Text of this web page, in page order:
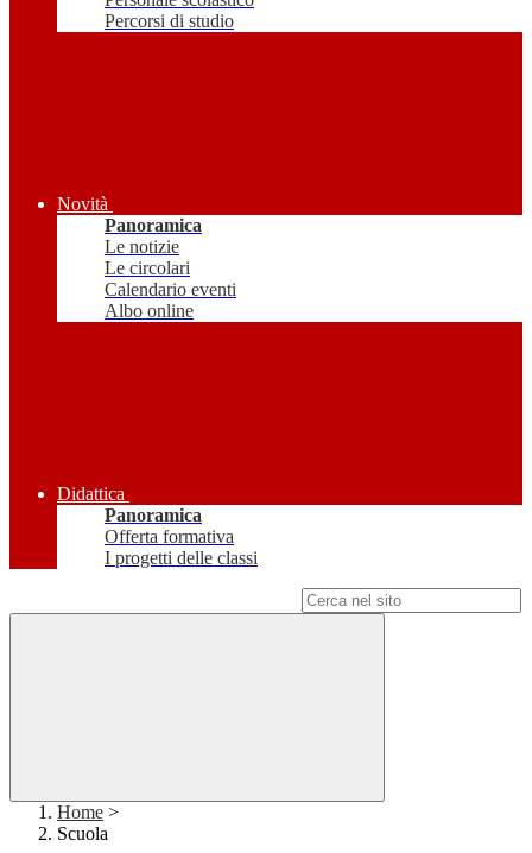
Percorsi di studio
Novità
Panoramica
Le notizie
Le circolari
Calendario eventi
Albo online
Didattica
Panoramica
Offerta formativa
I progetti delle classi
Home >
Scuola